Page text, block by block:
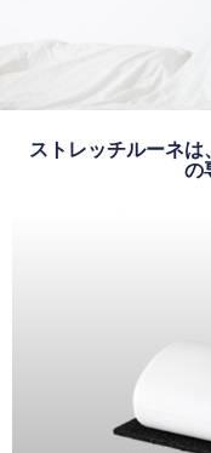
ストレッチルーネ
の